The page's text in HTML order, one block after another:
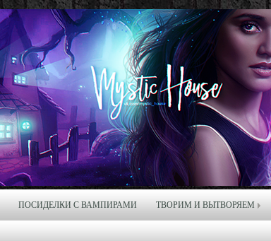
ПОСИДЕЛКИ С ВАМПИРАМИ ТВОРИМ И ВЫТВОРЯЕМ